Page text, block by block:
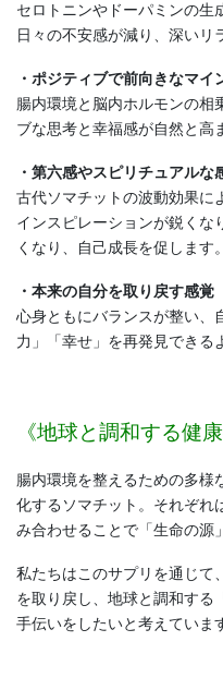
セロトニンやドーパミンの生
日々の不安感が減り、深いリ
・ポジティブで前向きなマイ
腸内環境と脳内ホルモンの相
ブな思考と幸福感が自然と高
・第六感やスピリチュアルな
古代ソマチットの波動効果に
インスピレーションが鋭くな
くなり、自己成長を促します。
・本来の自分を取り戻す感覚
心身ともにバランスが整い、
力」「幸せ」を再発見できる
《地球と調和する健
腸内環境を整えるための多様
化するソマチット。それぞれ
み合わせることで「生命の源
私たちはこのサプリを通じて
を取り戻し、地球と調和する
手伝いをしたいと考えていま